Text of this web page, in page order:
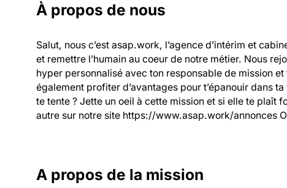
À propos de nous
Salut, nous c’est asap.work, l’agence d’intérim et
et remettre l’humain au coeur de notre métier. Nous
hyper personnalisé avec ton responsable de mission
également profiter d’avantages pour t’épanouir dans
te tente ? Jette un oeil à cette mission et si elle te plaît
autre sur notre site https://www.asap.work/annonces
A propos de la mission